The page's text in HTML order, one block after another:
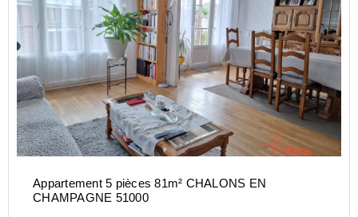
Appartement 5 pièces 81m² CHALONS EN
CHAMPAGNE 51000